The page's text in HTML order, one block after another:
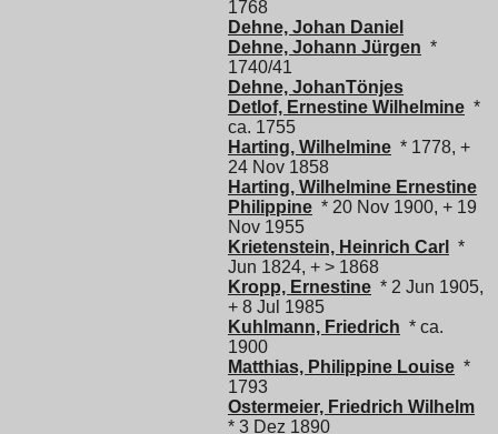
1768
Dehne, Johan Daniel
Dehne, Johann Jürgen *
1740/41
Dehne, JohanTönjes
Detlof, Ernestine Wilhelmine *
ca. 1755
Harting, Wilhelmine * 1778, +
24 Nov 1858
Harting, Wilhelmine Ernestine
Philippine * 20 Nov 1900, + 19
Nov 1955
Krietenstein, Heinrich Carl
*
Jun 1824, + > 1868
Kropp, Ernestine * 2 Jun 1905,
+ 8 Jul 1985
Kuhlmann, Friedrich * ca.
1900
Matthias, Philippine Louise *
1793
Ostermeier, Friedrich Wilhelm
* 3 Dez 1890